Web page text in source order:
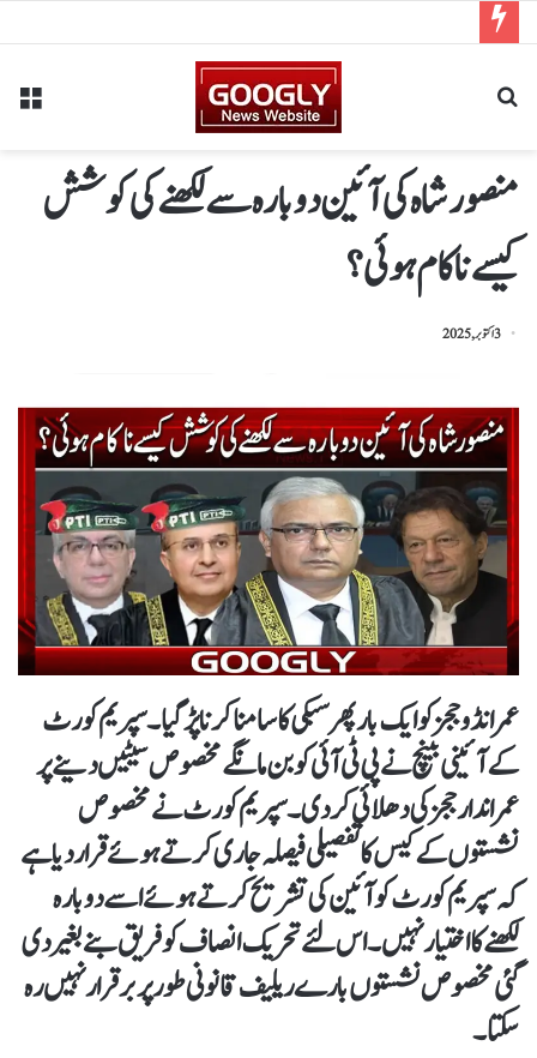
منصور شاہ کی آئین دوبارہ سے لکھنے کی کوشش
کیسے ناکام ہوئی؟
3 اکتوبر, 2025
عمرانڈو ججز کو ایک بار پھر سبکی کا سامنا کرنا پڑ گیا۔ سپریم کورٹ
کے آئینی بینچ نے پی ٹی آئی کو بن مانگے مخصوص سیٹیں دینے پر
عمراندار ججز کی دھلائی کر دی۔ سپریم کورٹ نے مخصوص
نشستوں کے کیس کا تفصیلی فیصلہ جاری کرتے ہوئے قرار دیا ہے
کہ سپریم کورٹ کو آئین کی تشریح کرتے ہوئے اسے دوبارہ
لکھنے کا اختیار نہیں۔ اس لئے تحریک انصاف کو فریق بنے بغیر دی
گئی مخصوص نشستوں بارے ریلیف قانونی طور پر برقرار نہیں رہ
سکتا۔